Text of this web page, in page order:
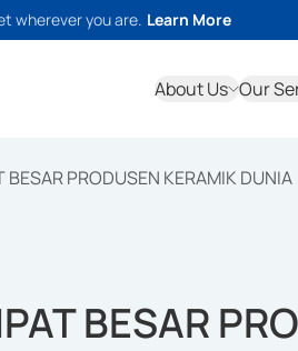
wherever you are. Learn More
About Us Our
BESAR PRODUSEN KERAMIK DUNIA
BESAR